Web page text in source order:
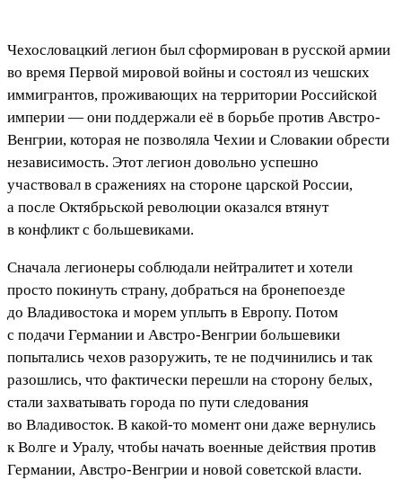
Чехословацкий легион был сформирован в русской армии
во время Первой мировой войны и состоял из чешских
иммигрантов, проживающих на территории Российской
империи — они поддержали её в борьбе против Австро-
Венгрии, которая не позволяла Чехии и Словакии обрести
независимость. Этот легион довольно успешно
участвовал в сражениях на стороне царской России,
а после Октябрьской революции оказался втянут
в конфликт с большевиками.
Сначала легионеры соблюдали нейтралитет и хотели
просто покинуть страну, добраться на бронепоезде
до Владивостока и морем уплыть в Европу. Потом
с подачи Германии и Австро-Венгрии большевики
попытались чехов разоружить, те не подчинились и так
разошлись, что фактически перешли на сторону белых,
стали захватывать города по пути следования
во Владивосток. В какой-то момент они даже вернулись
к Волге и Уралу, чтобы начать военные действия против
Германии, Австро-Венгрии и новой советской власти.